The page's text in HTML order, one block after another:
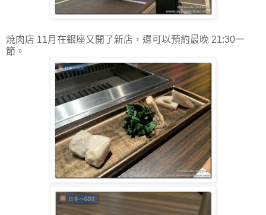
焼肉店 11月在銀座又開了新店，還可以預約最晚 21:30一
節。